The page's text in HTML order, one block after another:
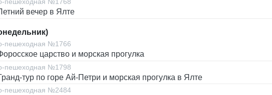
пешеходная №1768
вечер в Ялте
пешеходная №1766
царство и морская прогулка
пешеходная №1798
тур по горе Ай-Петри и морская прогулка в Ялте
пешеходная №2484